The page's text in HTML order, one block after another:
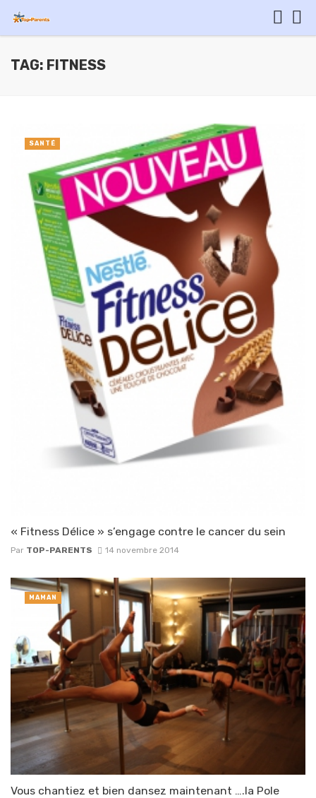
TAG: FITNESS
« Fitness Délice » s’engage contre le cancer du sein
Par TOP-PARENTS 14 novembre 2014
SANTÉ
Vous chantiez et bien dansez maintenant ….la Pole
MAMAN